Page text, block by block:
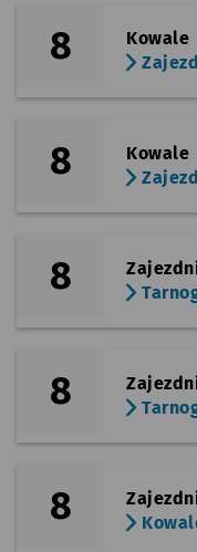
8
Kowale
8
Kowale
8
8
8